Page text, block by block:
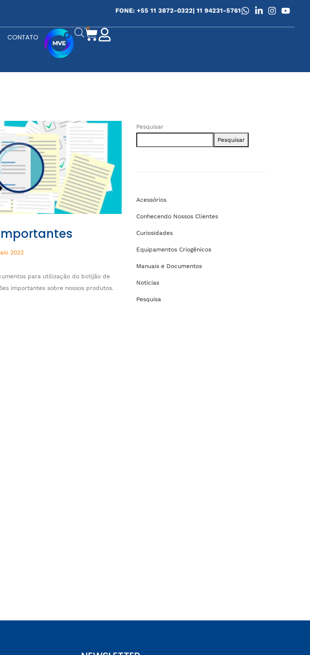
FONE: +55 11 3872-0322| 11 94231-5761
CONTATO
0
2022
para utilização do botijão de
importantes sobre nossos produtos.
Pesquisar
Pesquisar
Acessórios
Conhecendo Nossos Clientes
Curiosidades
Equipamentos Criogênicos
Manuais e Documentos
Notícias
Pesquisa